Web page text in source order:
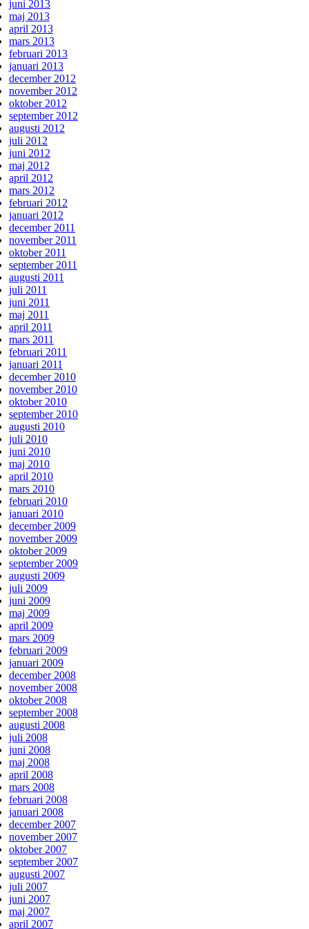
juni 2013
maj 2013
april 2013
mars 2013
februari 2013
januari 2013
december 2012
november 2012
oktober 2012
september 2012
augusti 2012
juli 2012
juni 2012
maj 2012
april 2012
mars 2012
februari 2012
januari 2012
december 2011
november 2011
oktober 2011
september 2011
augusti 2011
juli 2011
juni 2011
maj 2011
april 2011
mars 2011
februari 2011
januari 2011
december 2010
november 2010
oktober 2010
september 2010
augusti 2010
juli 2010
juni 2010
maj 2010
april 2010
mars 2010
februari 2010
januari 2010
december 2009
november 2009
oktober 2009
september 2009
augusti 2009
juli 2009
juni 2009
maj 2009
april 2009
mars 2009
februari 2009
januari 2009
december 2008
november 2008
oktober 2008
september 2008
augusti 2008
juli 2008
juni 2008
maj 2008
april 2008
mars 2008
februari 2008
januari 2008
december 2007
november 2007
oktober 2007
september 2007
augusti 2007
juli 2007
juni 2007
maj 2007
april 2007